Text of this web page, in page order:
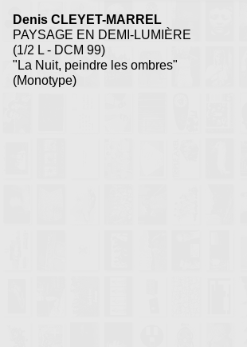
Denis CLEYET-MARREL
PAYSAGE EN DEMI-LUMIÈRE
(1/2 L - DCM 99)
"La Nuit, peindre les ombres"
(Monotype)